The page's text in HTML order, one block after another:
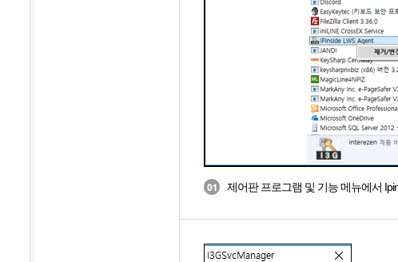
제어판 프로그램 및 기능 메뉴에서